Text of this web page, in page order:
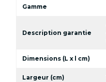
Gamme
Description garantie
Dimensions (L x l cm)
Largeur (cm)